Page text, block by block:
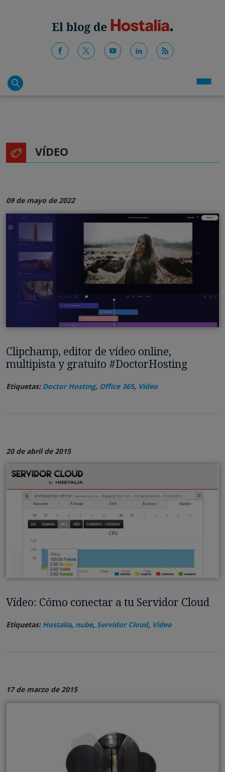
VÍDEO
09 de mayo de 2022
Clipchamp, editor de vídeo online,
multipista y gratuito #DoctorHosting
Etiquetas: Doctor Hosting, Office 365, Vídeo
20 de abril de 2015
Vídeo: Cómo conectar a tu Servidor Cloud
Etiquetas: Hostalia, nube, Servidor Cloud, Vídeo
17 de marzo de 2015